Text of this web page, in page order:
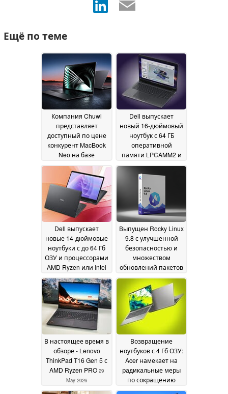
Ещё по теме
Компания Chuwi
представляет
доступный по цене
конкурент MacBook
Neo на базе
процессора Intel
Wildcat Lake25 June
2026
Dell выпускает
новый 16-дюймовый
ноутбук с 64 ГБ
оперативной
памяти LPCAMM2 и
графикой Nvidia30
May 2026
Dell выпускает
новые 14-дюймовые
ноутбуки с до 64 Гб
ОЗУ и процессорами
AMD Ryzen или Intel
Panther29 May 2026
Выпущен Rocky Linux
9.8 с улучшенной
безопасностью и
множеством
обновлений пакетов
29 May 2026
В настоящее время в
обзоре - Lenovo
ThinkPad T16 Gen 5 с
AMD Ryzen PRO 29
May 2026
Возвращение
ноутбуков с 4 Гб ОЗУ:
Acer намекает на
радикальные меры
по сокращению
расходов29 May 2026